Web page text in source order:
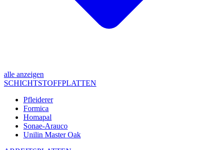
alle anzeigen
SCHICHTSTOFFPLATTEN
Pfleiderer
Formica
Homapal
Sonae-Arauco
Unilin Master Oak